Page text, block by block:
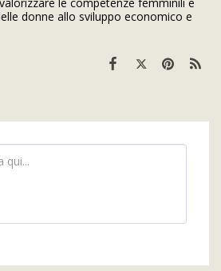
donne allo sviluppo economico e